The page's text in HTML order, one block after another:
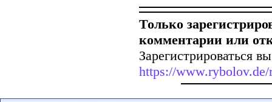
Только
комментарии или
Зарегистрироваться
https://www.rybolov.de/